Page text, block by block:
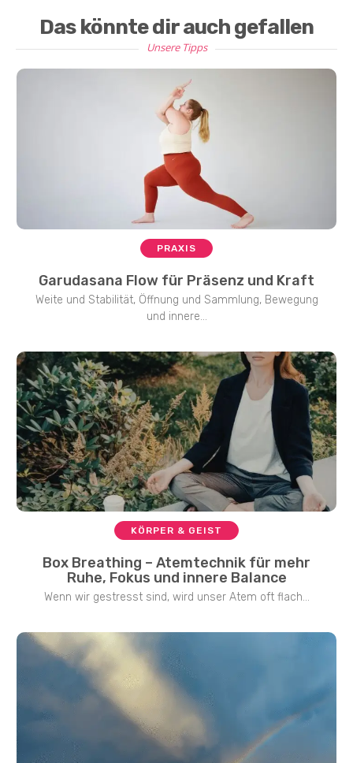
Das könnte dir auch gefallen
Unsere Tipps
PRAXIS
Garudasana Flow für Präsenz und Kraft
Weite und Stabilität, Öffnung und Sammlung, Bewegung
und innere...
KÖRPER & GEIST
Box Breathing – Atemtechnik für mehr
Ruhe, Fokus und innere Balance
Wenn wir gestresst sind, wird unser Atem oft flach...